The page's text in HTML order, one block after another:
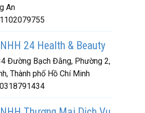
An
1102079755
24 Health & Beauty
Đường Bạch Đằng, Phường 2,
Thành phố Hồ Chí Minh
0318791434